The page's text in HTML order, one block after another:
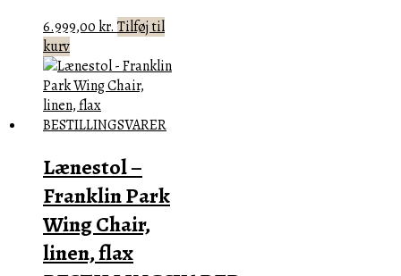
6.999,00kr. Tilføj til
kurv
Lænestol –
Franklin Park
Wing Chair,
linen, flax